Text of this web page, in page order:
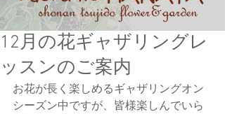
12月の花ギャザリングレ
ッスンのご案内
お花が長く楽しめるギャザリングオン
シーズン中ですが、皆様楽しんでいら